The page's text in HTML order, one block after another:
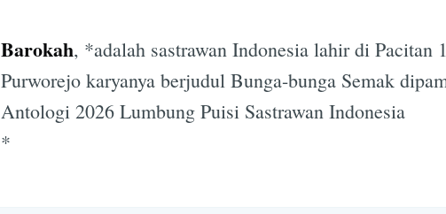
Barokah, *adalah sastrawan Indonesia lahir di
Purworejo karyanya berjudul Bunga-bunga Semak
Antologi 2026 Lumbung Puisi Sastrawan Indonesia
*